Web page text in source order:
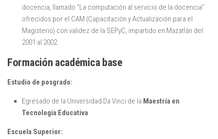
docencia, llamado “La computación al servicio de la docencia”
ofrecidos por el CAM (Capacitación y Actualización para el
Magisterio) con validez de la SEPyC, impartido en Mazatlán del
2001 al 2002.
Formación académica base
Estudio de posgrado:
Egresado de la Universidad Da Vinci de la Maestría en
Tecnología Educativa
Escuela Superior: